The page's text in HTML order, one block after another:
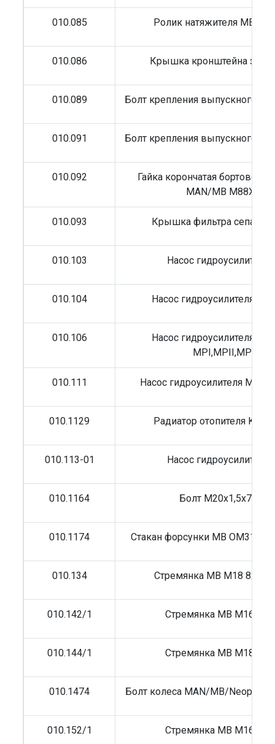
010.085 Ролик натяжителя MB
010.086 Крышка кронштейна
010.089 Болт крепления выпускного
010.091 Болт крепления выпускного
010.092
Гайка корончатая бортового
MAN/MB M88X1,5
010.093 Крышка фильтра
010.103 Насос гидроусилителя
010.104 Насос гидроусилителя
010.106
Насос гидроусилителя
MPI,MPII,MPIII
010.111 Насос гидроусилителя MB
010.1129 Радиатор отопителя
010.113-01 Насос гидроусилителя
010.1164 Болт M20x1,5x70 MB
010.1174 Стакан форсунки MB OM314/
010.134 Стремянка MB M18
010.142/1 Стремянка MB M16 82/
010.144/1 Стремянка MB M18 82/
010.1474 Болт колеса MAN/MB/Neoplan
010.152/1 Стремянка MB M16 81/